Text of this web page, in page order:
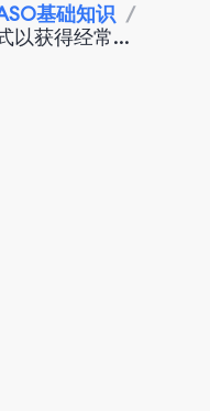
基础知识 /
以获得经常...